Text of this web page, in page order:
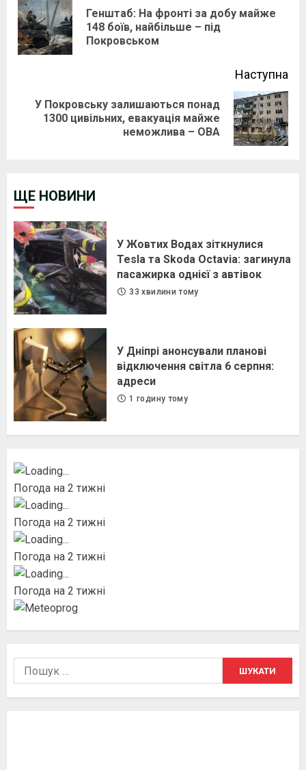
ReadingГенштаб: На фронті за добу майже
148 боїв, найбільше – під
Покровськом
Наступна
У Покровську залишаються понад
1300 цивільних, евакуація майже
неможлива – ОВА
ЩЕ НОВИНИ
У Жовтих Водах зіткнулися
Tesla та Skoda Octavia: загинула
пасажирка однієї з автівок
33 хвилини тому
У Дніпрі анонсували планові
відключення світла 6 серпня:
адреси
1 годину тому
Погода на 2 тижні
Погода на 2 тижні
Погода на 2 тижні
Погода на 2 тижні
Пошук: